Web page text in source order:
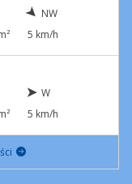
NW
5 km/h
W
5 km/h